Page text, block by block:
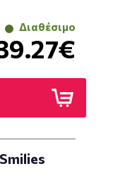
Διαθέσιμο
Smilies